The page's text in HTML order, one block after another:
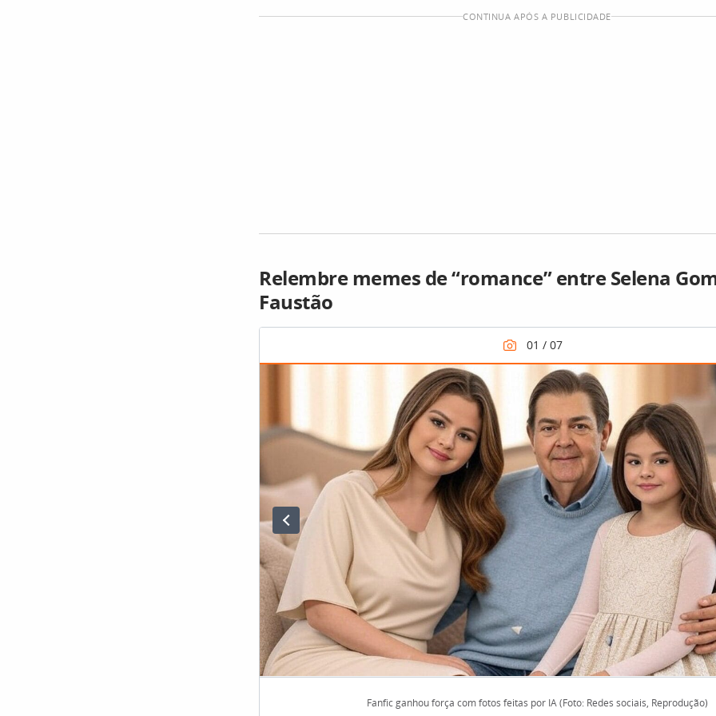
CONTINUA APÓS A PUBLICIDADE
Relembre memes de “romance” entre Selena
Faustão
Fanfic ganhou força com fotos feitas por IA (Foto: Redes sociais, Reprodução)